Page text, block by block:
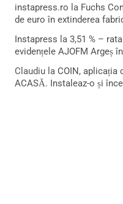
instapress.ro la Fuchs
de euro în extinderea
Instapress la 3,51 % –
evidențele AJOFM Argeș
Claudiu la COIN, aplicația
ACASĂ. Instaleaz-o și